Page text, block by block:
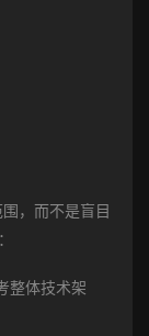
，而不是盲目
整体技术架